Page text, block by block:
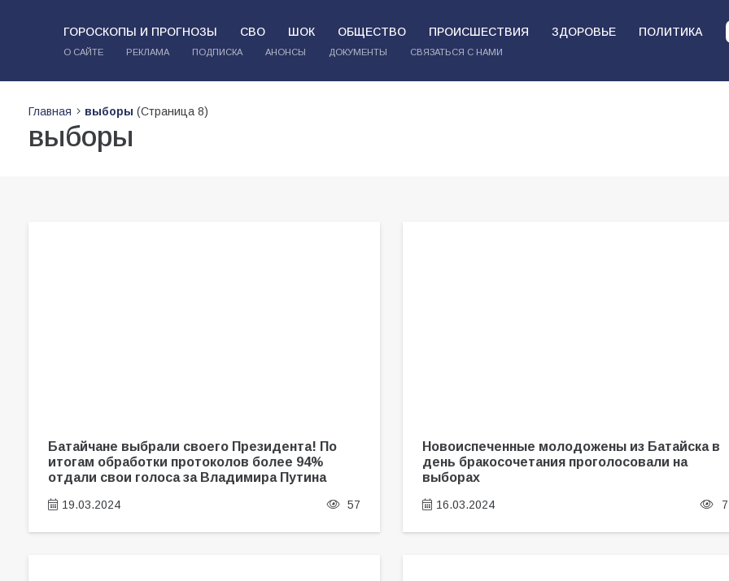
ГОРОСКОПЫ И ПРОГНОЗЫ СВО ШОК ОБЩЕСТВО ПРОИСШЕСТВИЯ ЗДОРОВЬЕ ПОЛИТИКА
О САЙТЕ РЕКЛАМА ПОДПИСКА АНОНСЫ ДОКУМЕНТЫ СВЯЗАТЬСЯ С НАМИ
Главная выборы (Страница 8)
выборы
Батайчане выбрали своего Президента! По
итогам обработки протоколов более 94%
отдали свои голоса за Владимира Путина
19.03.2024 57
Новоиспеченные молодожены из Батайска в
день бракосочетания проголосовали на
выборах
16.03.2024